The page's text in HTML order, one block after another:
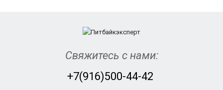
Свяжитесь с нами:
+7(916)500-44-42